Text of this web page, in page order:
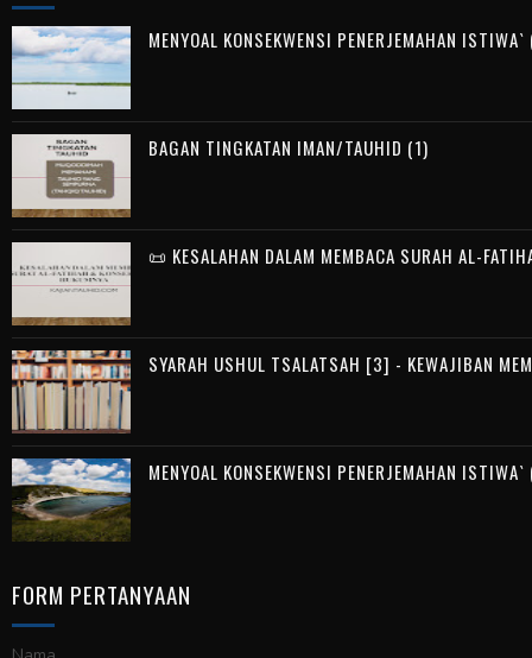
MENYOAL KONSEKWENSI PENERJEMAHAN
BAGAN TINGKATAN IMAN/TAUHID (1)
📜 KESALAHAN DALAM MEMBACA SURAH AL-
SYARAH USHUL TSALATSAH [3] - KEWAJIBAN
MENYOAL KONSEKWENSI PENERJEMAHAN
FORM PERTANYAAN